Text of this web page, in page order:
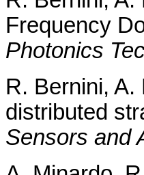
Frequency
Photonics
R. Bernini, A.
distributed
Sensors and